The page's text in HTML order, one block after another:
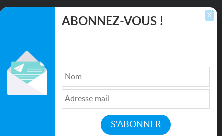
TRANSPORTS
Qui sommes nous ?| Médias
Politique de confidentialité| Partenaires|
Mentions légales
X
ABONNEZ-VOUS !